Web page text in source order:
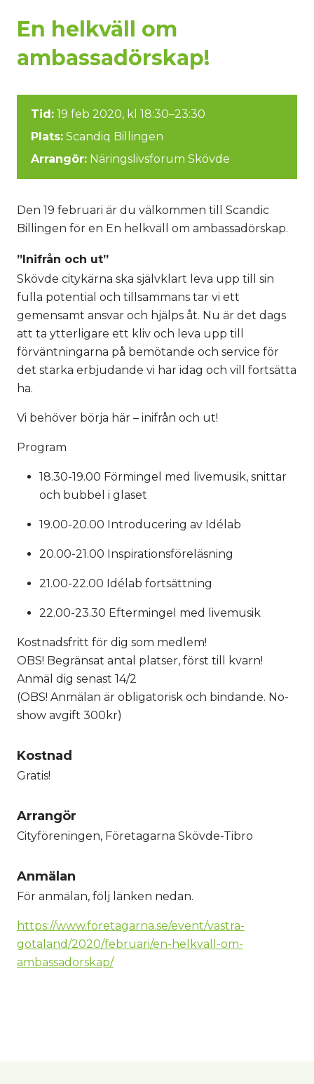
En helkväll om
ambassadörskap!
Tid: 19 feb 2020, kl 18:30–23:30
Plats: Scandiq Billingen
Arrangör: Näringslivsforum Skövde
Den 19 februari är du välkommen till Scandic
Billingen för en En helkväll om ambassadörskap.
”Inifrån och ut”
Skövde citykärna ska självklart leva upp till sin
fulla potential och tillsammans tar vi ett
gemensamt ansvar och hjälps åt. Nu är det dags
att ta ytterligare ett kliv och leva upp till
förväntningarna på bemötande och service för
det starka erbjudande vi har idag och vill fortsätta
ha.
Vi behöver börja här – inifrån och ut!
Program
18.30-19.00 Förmingel med livemusik, snittar
och bubbel i glaset
19.00-20.00 Introducering av Idélab
20.00-21.00 Inspirationsföreläsning
21.00-22.00 Idélab fortsättning
22.00-23.30 Eftermingel med livemusik
Kostnadsfritt för dig som medlem!
OBS! Begränsat antal platser, först till kvarn!
Anmäl dig senast 14/2
(OBS! Anmälan är obligatorisk och bindande. No-
show avgift 300kr)
Kostnad
Gratis!
Arrangör
Cityföreningen, Företagarna Skövde-Tibro
Anmälan
För anmälan, följ länken nedan.
https://www.foretagarna.se/event/vastra-
gotaland/2020/februari/en-helkvall-om-
ambassadorskap/